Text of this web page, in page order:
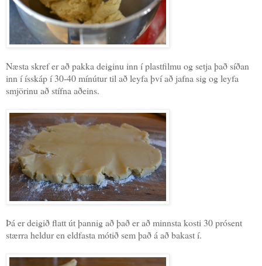
Næsta skref er að pakka deiginu inn í plastfilmu og setja það síðan
inn í ísskáp í 30-40 mínútur til að leyfa því að jafna sig og leyfa
smjörinu að stífna aðeins.
Þá er deigið flatt út þannig að það er að minnsta kosti 30 prósent
stærra heldur en eldfasta mótið sem það á að bakast í.